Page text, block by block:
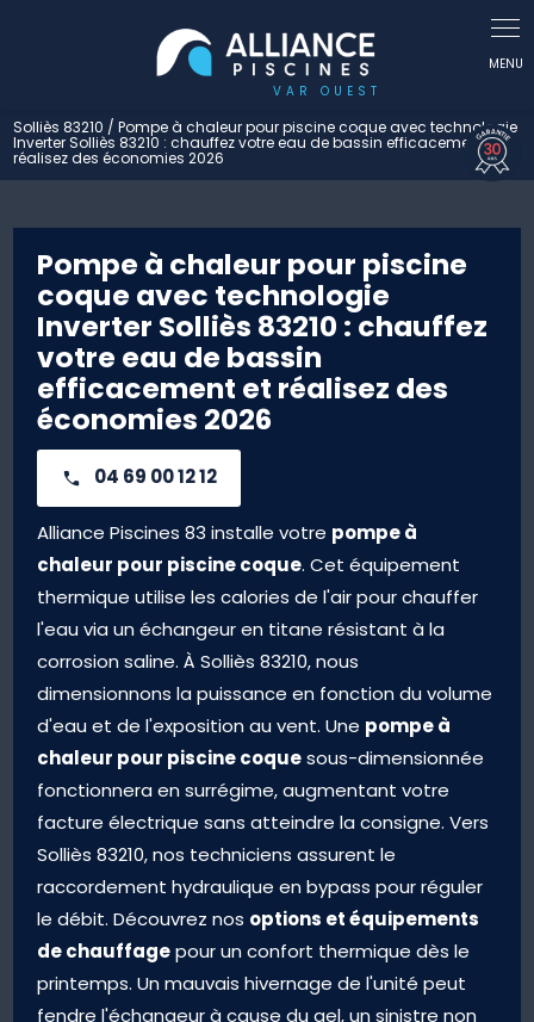
Solliès 83210 / Pompe à chaleur pour piscine coque avec technologie
Inverter Solliès 83210 : chauffez votre eau de bassin efficacement et
réalisez des économies 2026
Pompe à chaleur pour piscine
coque avec technologie
Inverter Solliès 83210 : chauffez
votre eau de bassin
efficacement et réalisez des
économies 2026
04 69 00 12 12
Alliance Piscines 83 installe votre pompe à
chaleur pour piscine coque. Cet équipement
thermique utilise les calories de l'air pour chauffer
l'eau via un échangeur en titane résistant à la
corrosion saline. À Solliès 83210, nous
dimensionnons la puissance en fonction du volume
d'eau et de l'exposition au vent. Une pompe à
chaleur pour piscine coquesous-dimensionnée
fonctionnera en surrégime, augmentant votre
facture électrique sans atteindre la consigne. Vers
Solliès 83210, nos techniciens assurent le
raccordement hydraulique en bypass pour réguler
le débit. Découvrez nos options et équipements
de chauffagepour un confort thermique dès le
printemps. Un mauvais hivernage de l'unité peut